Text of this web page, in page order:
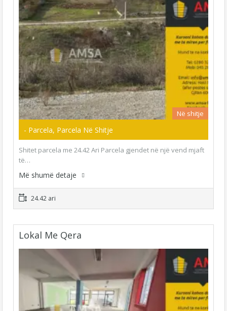
Në shitje
- Parcela, Parcela Në Shitje
Shitet parcela me 24.42 Ari Parcela gjendet në një vend mjaft
të…
Më shumë detaje
24.42 ari
Lokal Me Qera